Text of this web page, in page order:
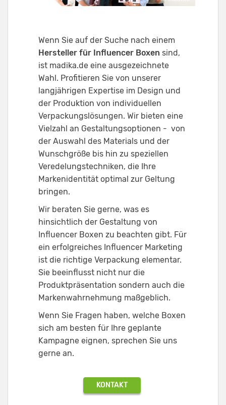
Wenn Sie auf der Suche nach einem
Hersteller für Influencer Boxen sind,
ist madika.de eine ausgezeichnete
Wahl. Profitieren Sie von unserer
langjährigen Expertise im Design und
der Produktion von individuellen
Verpackungslösungen. Wir bieten eine
Vielzahl an Gestaltungsoptionen - von
der Auswahl des Materials und der
Wunschgröße bis hin zu speziellen
Veredelungstechniken, die Ihre
Markenidentität optimal zur Geltung
bringen.
Wir beraten Sie gerne, was es
hinsichtlich der Gestaltung von
Influencer Boxen zu beachten gibt. Für
ein erfolgreiches Influencer Marketing
ist die richtige Verpackung elementar.
Sie beeinflusst nicht nur die
Produktpräsentation sondern auch die
Markenwahrnehmung maßgeblich.
Wenn Sie Fragen haben, welche Boxen
sich am besten für Ihre geplante
Kampagne eignen, sprechen Sie uns
gerne an.
KONTAKT